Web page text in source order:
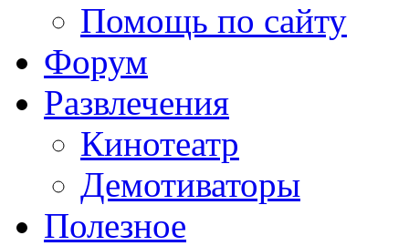
Помощь по сайту
Форум
Развлечения
Кинотеатр
Демотиваторы
Полезное